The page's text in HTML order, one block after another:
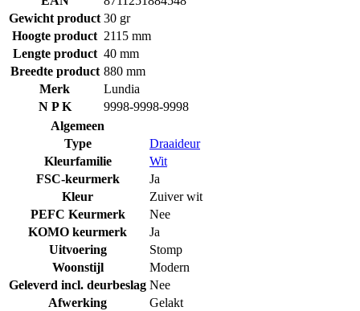
Gewicht product 30 gr
Hoogte product 2115 mm
Lengte product 40 mm
Breedte product 880 mm
Merk
Lundia
N P K
9998-9998-9998
Algemeen
Type
Draaideur
Kleurfamilie
Wit
FSC-keurmerk
Ja
Kleur
Zuiver wit
PEFC Keurmerk
Nee
KOMO keurmerk
Ja
Uitvoering
Stomp
Woonstijl
Modern
Geleverd incl. deurbeslag Nee
Afwerking
Gelakt